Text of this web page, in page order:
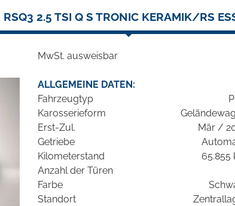
RSQ3 2.5 TSI Q S TRONIC KERAMIK/RS
MwSt. ausweisbar
ALLGEMEINE DATEN:
Fahrzeugtyp
Karosserieform
Erst-Zul.
Mär /
Getriebe
Kilometerstand
65.855
Anzahl der Türen
Farbe
Standort